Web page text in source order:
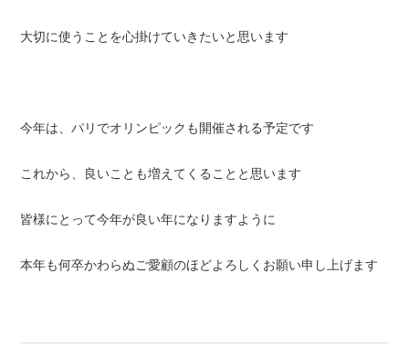
大切に使うことを心掛けていきたいと思います
今年は、パリでオリンピックも開催される予定です
これから、良いことも増えてくることと思います
皆様にとって今年が良い年になりますように
本年も何卒かわらぬご愛顧のほどよろしくお願い申し上げます